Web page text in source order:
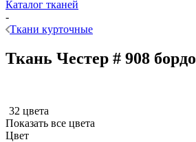
Каталог тканей
-
Ткани курточные
Ткань Честер # 908 бордо
32 цвета
Показать все цвета
Цвет